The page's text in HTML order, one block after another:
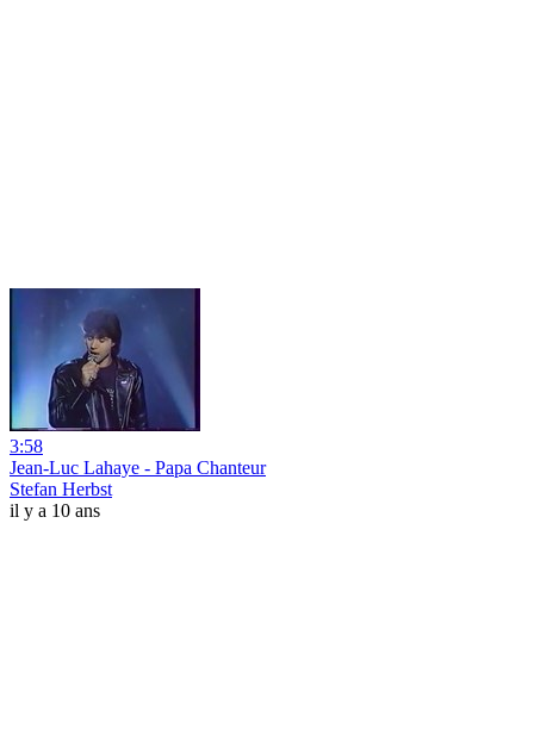
3:58
Jean-Luc Lahaye - Papa Chanteur
Stefan Herbst
il y a 10 ans